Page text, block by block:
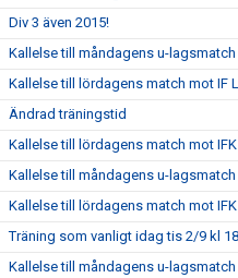
Div 3 även 2015!
Kallelse till måndagens u-
Kallelse till lördagens match mot IF
Ändrad träningstid
Kallelse till lördagens match mot
Kallelse till måndagens u-
Kallelse till lördagens match mot
Träning som vanligt idag tis 2/9 kl
Kallelse till måndagens u-